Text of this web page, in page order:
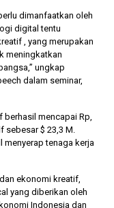
dimanfaatkan oleh
digital tentu
, yang merupakan
meningkatkan
ungkap
dalam seminar,
mencapai Rp,
$ 23,3 M.
tenaga kerja
ekonomi kreatif,
yang diberikan oleh
Indonesia dan